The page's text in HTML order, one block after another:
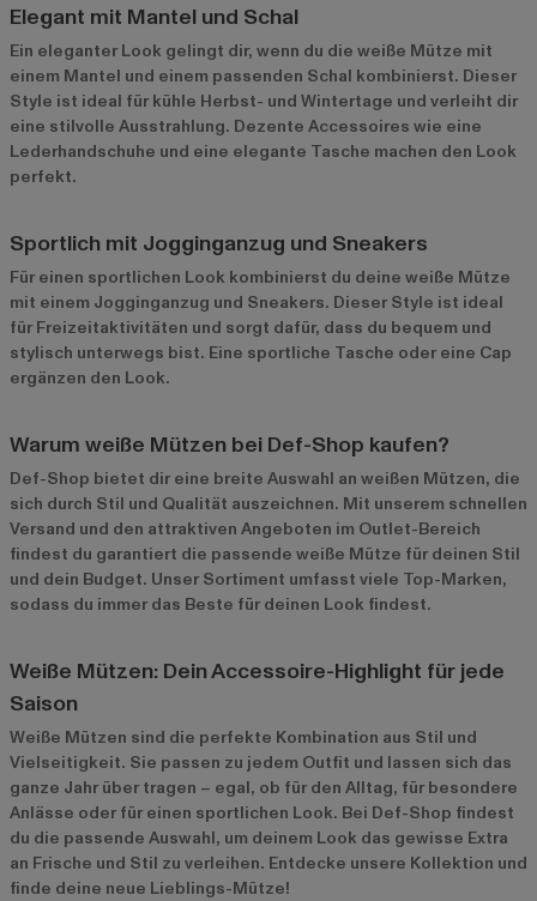
Elegant mit Mantel und Schal
Ein eleganter Look gelingt dir, wenn du die weiße Mütze mit
einem Mantel und einem passenden Schal kombinierst. Dieser
Style ist ideal für kühle Herbst- und Wintertage und verleiht dir
eine stilvolle Ausstrahlung. Dezente Accessoires wie eine
Lederhandschuhe und eine elegante Tasche machen den Look
perfekt.
Sportlich mit Jogginganzug und Sneakers
Für einen sportlichen Look kombinierst du deine weiße Mütze
mit einem Jogginganzug und Sneakers. Dieser Style ist ideal
für Freizeitaktivitäten und sorgt dafür, dass du bequem und
stylisch unterwegs bist. Eine sportliche Tasche oder eine Cap
ergänzen den Look.
Warum weiße Mützen bei Def-Shop kaufen?
Def-Shop bietet dir eine breite Auswahl an weißen Mützen, die
sich durch Stil und Qualität auszeichnen. Mit unserem schnellen
Versand und den attraktiven Angeboten im Outlet-Bereich
findest du garantiert die passende weiße Mütze für deinen Stil
und dein Budget. Unser Sortiment umfasst viele Top-Marken,
sodass du immer das Beste für deinen Look findest.
Weiße Mützen: Dein Accessoire-Highlight für jede
Saison
Weiße Mützen sind die perfekte Kombination aus Stil und
Vielseitigkeit. Sie passen zu jedem Outfit und lassen sich das
ganze Jahr über tragen – egal, ob für den Alltag, für besondere
Anlässe oder für einen sportlichen Look. Bei Def-Shop findest
du die passende Auswahl, um deinem Look das gewisse Extra
an Frische und Stil zu verleihen. Entdecke unsere Kollektion und
finde deine neue Lieblings-Mütze!